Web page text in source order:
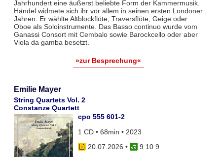
Jahrhundert eine äußerst beliebte Form der Kammermusik.
Händel widmete sich ihr vor allem in seinen ersten Londoner
Jahren. Er wählte Altblockflöte, Traversflöte, Geige oder
Oboe als Soloinstrumente. Das Basso continuo wurde vom
Ganassi Consort mit Cembalo sowie Barockcello oder aber
Viola da gamba besetzt.
»zur Besprechung«
Emilie Mayer
String Quartets Vol. 2
Constanze Quartett
cpo 555 601-2
1 CD • 68min • 2023
20.07.2026 •
9 10 9